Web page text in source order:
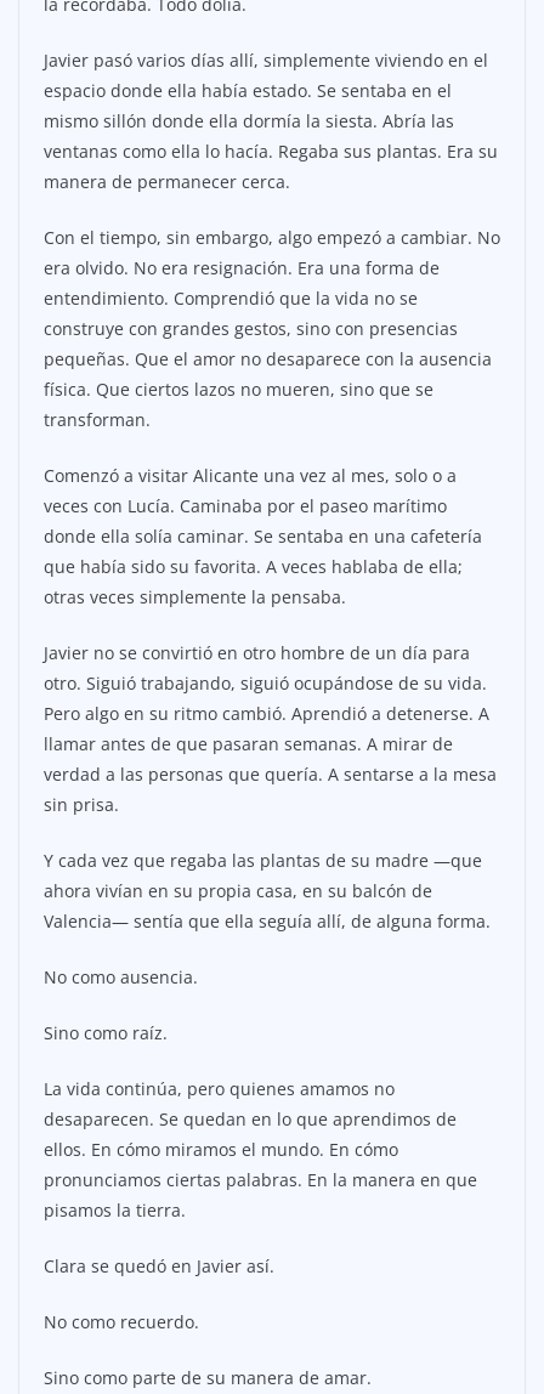
Javier pasó varios días allí, simplemente viviendo en el
espacio donde ella había estado. Se sentaba en el
mismo sillón donde ella dormía la siesta. Abría las
ventanas como ella lo hacía. Regaba sus plantas. Era su
manera de permanecer cerca.
Con el tiempo, sin embargo, algo empezó a cambiar. No
era olvido. No era resignación. Era una forma de
entendimiento. Comprendió que la vida no se
construye con grandes gestos, sino con presencias
pequeñas. Que el amor no desaparece con la ausencia
física. Que ciertos lazos no mueren, sino que se
transforman.
Comenzó a visitar Alicante una vez al mes, solo o a
veces con Lucía. Caminaba por el paseo marítimo
donde ella solía caminar. Se sentaba en una cafetería
que había sido su favorita. A veces hablaba de ella;
otras veces simplemente la pensaba.
Javier no se convirtió en otro hombre de un día para
otro. Siguió trabajando, siguió ocupándose de su vida.
Pero algo en su ritmo cambió. Aprendió a detenerse. A
llamar antes de que pasaran semanas. A mirar de
verdad a las personas que quería. A sentarse a la mesa
sin prisa.
Y cada vez que regaba las plantas de su madre —que
ahora vivían en su propia casa, en su balcón de
Valencia— sentía que ella seguía allí, de alguna forma.
No como ausencia.
Sino como raíz.
La vida continúa, pero quienes amamos no
desaparecen. Se quedan en lo que aprendimos de
ellos. En cómo miramos el mundo. En cómo
pronunciamos ciertas palabras. En la manera en que
pisamos la tierra.
Clara se quedó en Javier así.
No como recuerdo.
Sino como parte de su manera de amar.